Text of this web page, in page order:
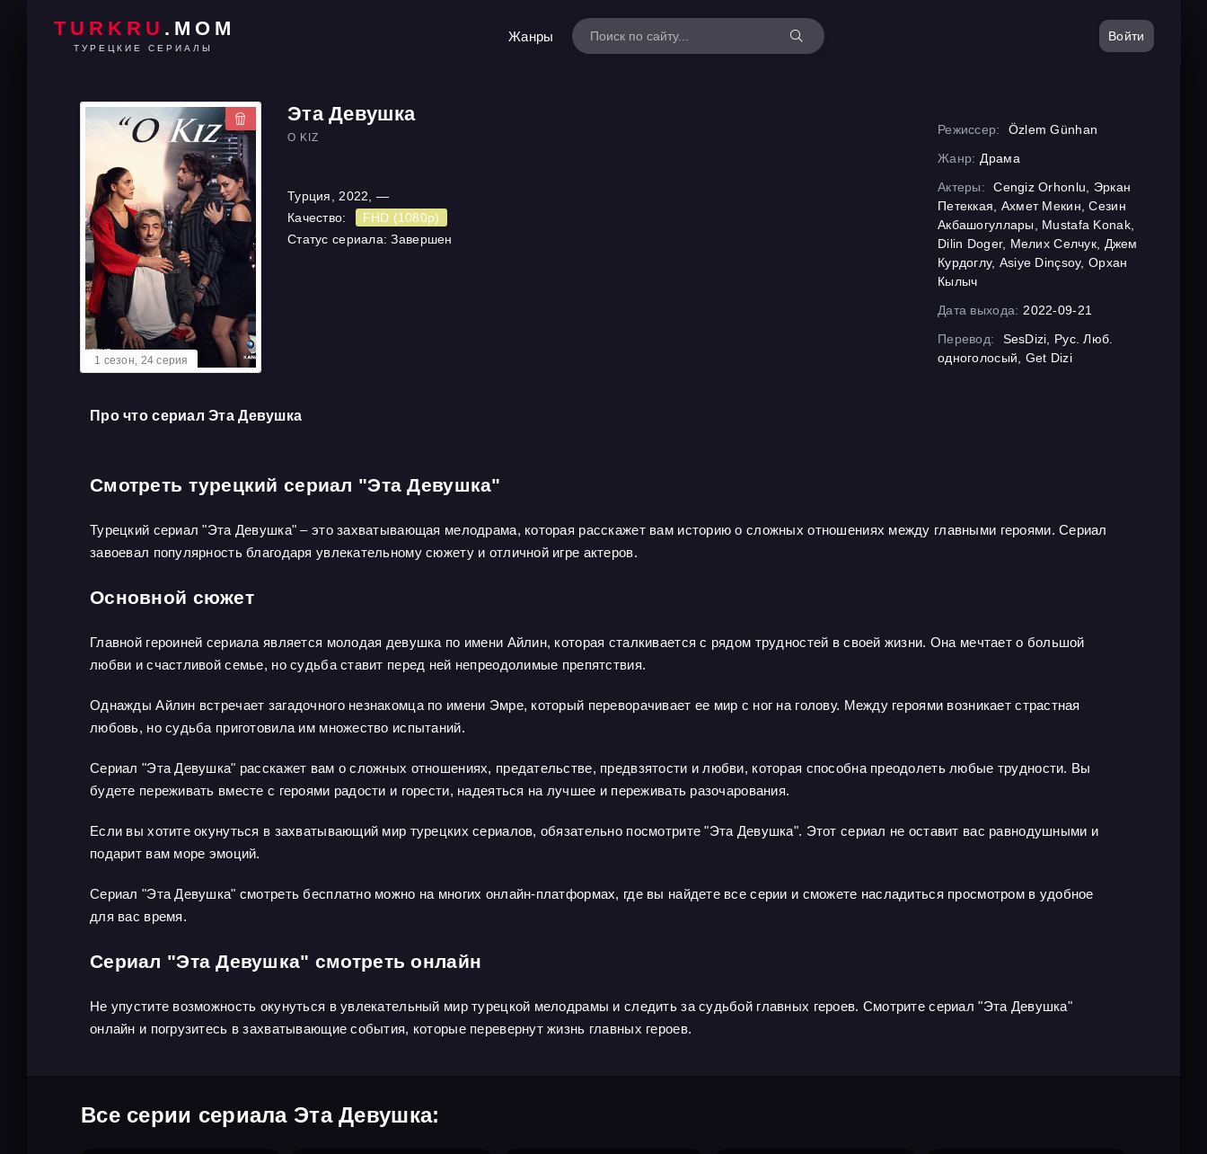
TURKRU .MOM
ТУРЕЦКИЕ СЕРИАЛЫ
Жанры Войти
Эта Девушка
O KIZ
Турция, 2022, —
Качество:
FHD (1080p)
Статус сериала: Завершен
1 cезон, 24 cерия
Режиссер:
Özlem Günhan
Жанр: Драма
Актеры:
Cengiz Orhonlu, Эркан
Петеккая, Ахмет Мекин, Сезин
Акбашогуллары, Mustafa Konak,
Dilin Doger, Мелих Селчук, Джем
Курдоглу, Asiye Dinçsoy, Орхан
Кылыч
Дата выхода: 2022-09-21
Перевод:
SesDizi, Рус. Люб.
одноголосый, Get Dizi
Про что сериал Эта Девушка
Смотреть турецкий сериал "Эта Девушка"
Турецкий сериал "Эта Девушка" – это захватывающая мелодрама, которая расскажет вам историю о сложных отношениях между главными героями. Сериал
завоевал популярность благодаря увлекательному сюжету и отличной игре актеров.
Основной сюжет
Главной героиней сериала является молодая девушка по имени Айлин, которая сталкивается с рядом трудностей в своей жизни. Она мечтает о большой
любви и счастливой семье, но судьба ставит перед ней непреодолимые препятствия.
Однажды Айлин встречает загадочного незнакомца по имени Эмре, который переворачивает ее мир с ног на голову. Между героями возникает страстная
любовь, но судьба приготовила им множество испытаний.
Сериал "Эта Девушка" расскажет вам о сложных отношениях, предательстве, предвзятости и любви, которая способна преодолеть любые трудности. Вы
будете переживать вместе с героями радости и горести, надеяться на лучшее и переживать разочарования.
Если вы хотите окунуться в захватывающий мир турецких сериалов, обязательно посмотрите "Эта Девушка". Этот сериал не оставит вас равнодушными и
подарит вам море эмоций.
Сериал "Эта Девушка" смотреть бесплатно можно на многих онлайн-платформах, где вы найдете все серии и сможете насладиться просмотром в удобное
для вас время.
Сериал "Эта Девушка" смотреть онлайн
Не упустите возможность окунуться в увлекательный мир турецкой мелодрамы и следить за судьбой главных героев. Смотрите сериал "Эта Девушка"
онлайн и погрузитесь в захватывающие события, которые перевернут жизнь главных героев.
Все серии сериала Эта Девушка: